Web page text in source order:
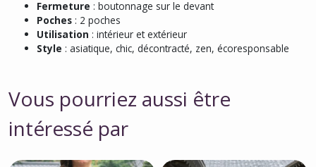
Fermeture : boutonnage sur le devant
Poches : 2 poches
Utilisation : intérieur et extérieur
Style : asiatique, chic, décontracté, zen, écoresponsable
Vous pourriez aussi être
intéressé par